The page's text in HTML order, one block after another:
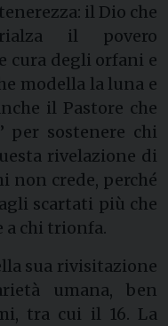
il Dio che
il povero
cura degli orfani e
modella la luna e
il Pastore che
per sostenere chi
rivelazione di
non crede, perché
scartati più che
a chi trionfa.
sua rivisitazione
umana, ben
tra cui il 16. La